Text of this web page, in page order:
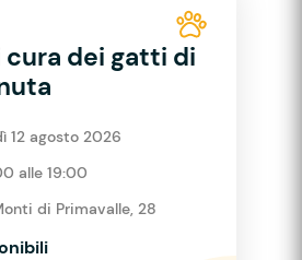
dei gatti di
12 agosto 2026
alle 19:00
di Primavalle, 28